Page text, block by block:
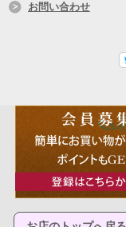
お問い合わせ